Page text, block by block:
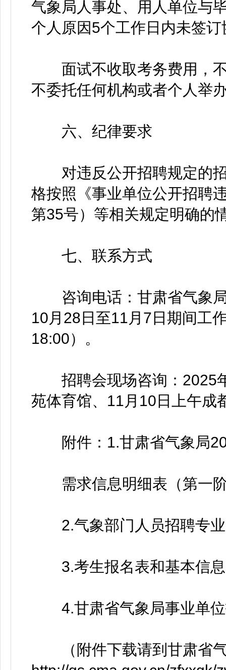
气象局人事处、用人单位与
个人原因5个工作日内未签
面试不收取考务费用，不
不委托任何机构或者个人举
六、纪律要求
对违反公开招聘规定的招
格按照《事业单位公开招聘
第35号）等相关规定明确的
七、联系方式
咨询电话：甘肃省气象局
10月28日至11月7日期间工
18:00）。
招聘会现场咨询：2025
苑体育馆、11月10日上午成
附件：1.甘肃省气象局
需求信息明细表（第一
2.气象部门人员招聘专业
3.考生报名表和基本信
4.甘肃省气象局事业单位
（附件下载请到甘肃省